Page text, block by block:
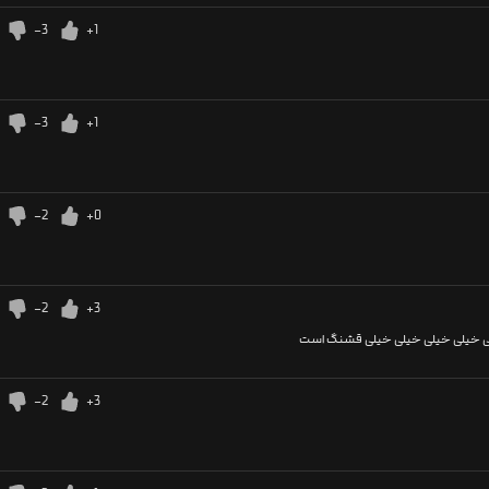
+1
-3
+1
-3
+0
-2
+3
-2
خیلی خیلی خیلی خیلی قشنگ است
+3
-2